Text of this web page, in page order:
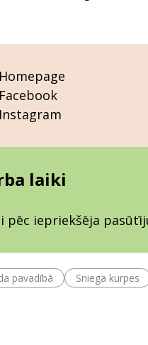
Homepage
Facebook
Instagram
laiki
pēc iepriekšēja
pavadībā Sniega kurpes